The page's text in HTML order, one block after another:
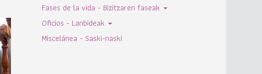
Fases de la vida - Bizitzaren faseak
Oficios - Lanbideak
Miscelánea - Saski-naski